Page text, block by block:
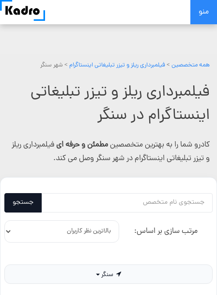
Skip
منو
همه متخصصین >فیلمبرداری ریلز و تیزر تبلیغاتی اینستاگرام > شهر سنگر
فیلمبرداری ریلز و تیزر تبلیغاتی
اینستاگرام در سنگر
کادرو شما را به بهترین متخصصینمطمئن و حرفه ایفیلمبرداری ریلز
و تیزر تبلیغاتی اینستاگرام در شهر سنگر وصل می کند.
جستجو
مرتب سازی بر اساس: